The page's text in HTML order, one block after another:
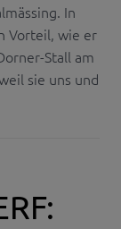
In
Vorteil, wie er
Stall am
sie uns und